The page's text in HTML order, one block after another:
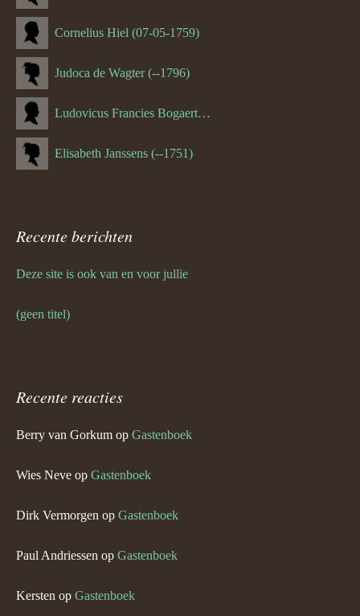
Cornelius Hiel (07-05-1759)
Judoca de Wagter (--1796)
Ludovicus Francies Bogaert (--1825)
Elisabeth Janssens (--1751)
Recente berichten
Deze site is ook van en voor jullie
(geen titel)
Recente reacties
Berry van Gorkum op Gastenboek
Wies Neve op Gastenboek
Dirk Vermorgen op Gastenboek
Paul Andriessen op Gastenboek
Kersten op Gastenboek